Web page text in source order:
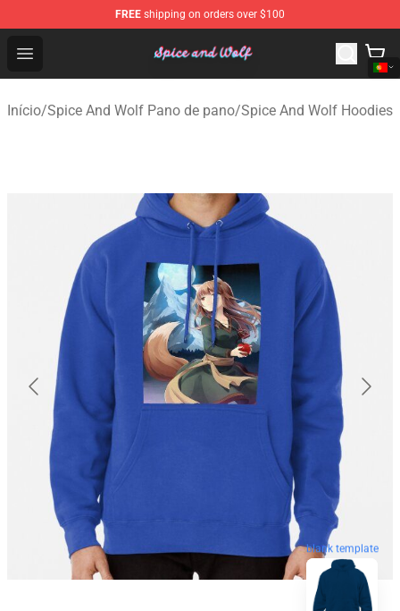
FREE shipping on orders over $100
Open menu
Spice And Wolf Store - Official Spice And Wolf
Início/Spice And Wolf Pano de pano/Spice And Wolf Hoodies
blank template